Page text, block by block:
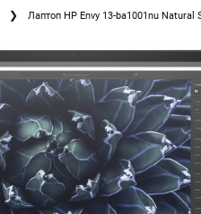
Лаптоп HP Envy 13-ba1001nu Natural